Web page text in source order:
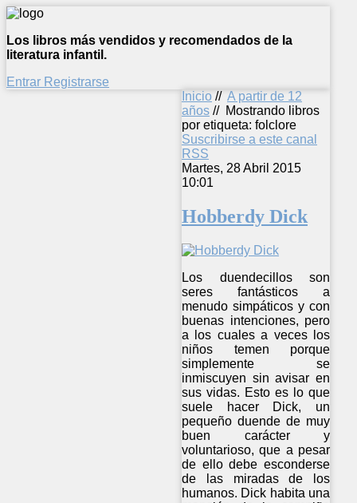
Los libros más vendidos y recomendados de la
literatura infantil.
Entrar Registrarse
Inicio // A partir de 12
años // Mostrando libros
por etiqueta: folclore
Suscribirse a este canal
RSS
Martes, 28 Abril 2015
10:01
Hobberdy Dick
Los duendecillos son
seres fantásticos a
menudo simpáticos y con
buenas intenciones, pero
a los cuales a veces los
niños temen porque
simplemente se
inmiscuyen sin avisar en
sus vidas. Esto es lo que
suele hacer Dick, un
pequeño duende de muy
buen carácter y
voluntarioso, que a pesar
de ello debe esconderse
de las miradas de los
humanos. Dick habita una